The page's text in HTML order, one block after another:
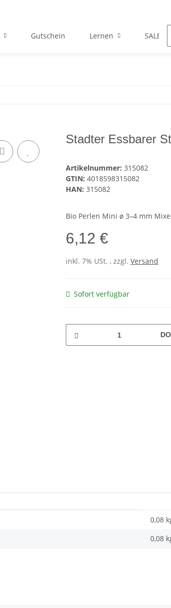
Gutschein Lernen SALE
Stadter Essbarer
Artikelnummer: 315082
GTIN: 4018598315082
HAN: 315082
Bio Perlen Mini ø 3–4 mm
6,12 €
inkl. 7% USt. , zzgl. Versand
Sofort verfügbar
0,08
0,08